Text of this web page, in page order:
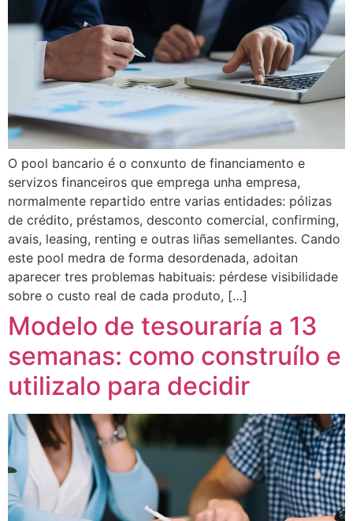
O pool bancario é o conxunto de financiamento e
servizos financeiros que emprega unha empresa,
normalmente repartido entre varias entidades: pólizas
de crédito, préstamos, desconto comercial, confirming,
avais, leasing, renting e outras liñas semellantes. Cando
este pool medra de forma desordenada, adoitan
aparecer tres problemas habituais: pérdese visibilidade
sobre o custo real de cada produto, […]
Modelo de tesouraría a 13
semanas: como construílo e
utilizalo para decidir